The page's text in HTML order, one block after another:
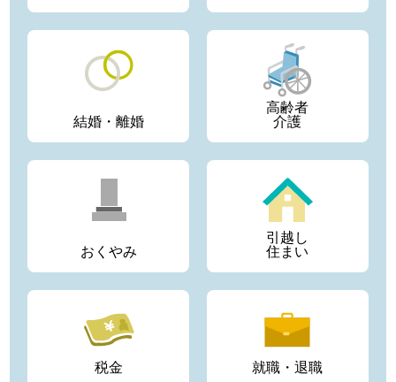
結婚・離婚
高齢者
介護
おくやみ
引越し
住まい
税金 就職・退職